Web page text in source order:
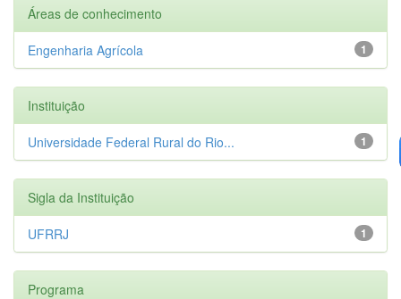
Áreas de conhecimento
1
Engenharia Agrícola
Instituição
1
Universidade Federal Rural do Rio...
Sigla da Instituição
1
UFRRJ
Programa